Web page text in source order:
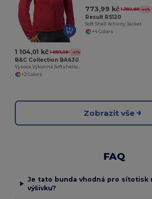
1 104,01 kč 1 883,08 kč-41%
B&C Collection BA630
Vysoce Výkonná Softshellová Bunda s Kapucí
+2 Colors
773,99 kč 1 380,88 kč-44%
Result RS120
Soft Shell Activity Jacket
+4 Colors
Zobrazit vše
FAQ
Je tato bunda vhodná pro sítotisk
výšivku?